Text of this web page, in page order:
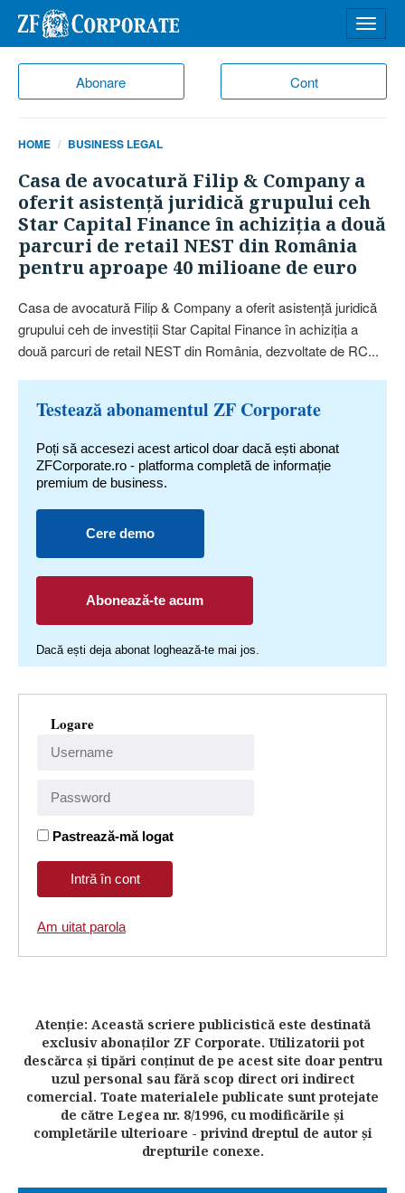
Abonare Cont
meniu
HOME BUSINESS LEGAL
Casa de avocatură Filip & Company a
oferit asistenţă juridică grupului ceh
Star Capital Finance în achiziţia a două
parcuri de retail NEST din România
pentru aproape 40 milioane de euro
Casa de avocatură Filip & Company a oferit asistenţă juridică
grupului ceh de investiţii Star Capital Finance în achiziţia a
două parcuri de retail NEST din România, dezvoltate de RC...
Testează abonamentul ZF Corporate
Poți să accesezi acest articol doar dacă ești abonat
ZFCorporate.ro - platforma completă de informație
premium de business.
Cere demo
Abonează-te acum
Dacă ești deja abonat loghează-te mai jos.
Logare
Pastrează-mă logat
Am uitat parola
Atenţie: Această scriere publicistică este destinată
exclusiv abonaţilor ZF Corporate. Utilizatorii pot
descărca şi tipări conţinut de pe acest site doar pentru
uzul personal sau fără scop direct ori indirect
comercial. Toate materialele publicate sunt protejate
de către Legea nr. 8/1996, cu modificările şi
completările ulterioare - privind dreptul de autor şi
drepturile conexe.